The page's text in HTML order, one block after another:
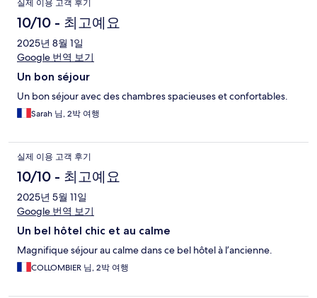
실제 이용 고객 후기
10/10 - 최고예요
2025년 8월 1일
Google 번역 보기
Un bon séjour
Un bon séjour avec des chambres spacieuses et confortables.
Sarah 님, 2박 여행
실제 이용 고객 후기
10/10 - 최고예요
2025년 5월 11일
Google 번역 보기
Un bel hôtel chic et au calme
Magnifique séjour au calme dans ce bel hôtel à l’ancienne.
COLLOMBIER 님, 2박 여행